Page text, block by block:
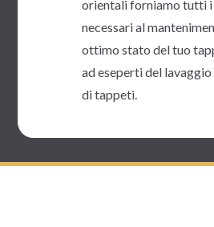
orientali forniamo tutti
necessari al
ottimo stato del tuo
ad eseperti del
di tappeti.